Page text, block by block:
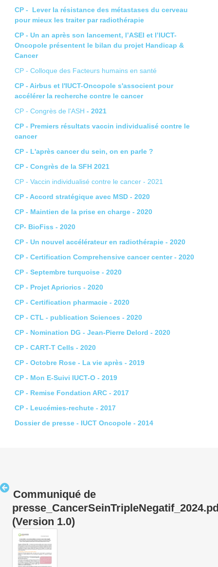
CP - Lever la résistance des métastases du cerveau
pour mieux les traiter par radiothérapie
CP - Un an après son lancement, l’ASEI et l’IUCT-
Oncopole présentent le bilan du projet Handicap &
Cancer
CP - Colloque des Facteurs humains en santé
CP - Airbus et l'IUCT-Oncopole s'associent pour
accélérer la recherche contre le cancer
CP - Congrès de l'ASH - 2021
CP - Premiers résultats vaccin individualisé contre le
cancer
CP - L'après cancer du sein, on en parle ?
CP - Congrès de la SFH 2021
CP - Vaccin individualisé contre le cancer - 2021
CP - Accord stratégique avec MSD - 2020
CP - Maintien de la prise en charge - 2020
CP- BioFiss - 2020
CP - Un nouvel accélérateur en radiothérapie - 2020
CP - Certification Comprehensive cancer center - 2020
CP - Septembre turquoise - 2020
CP - Projet Apriorics - 2020
CP - Certification pharmacie - 2020
CP - CTL - publication Sciences - 2020
CP - Nomination DG - Jean-Pierre Delord - 2020
CP - CART-T Cells - 2020
CP - Octobre Rose - La vie après - 2019
CP - Mon E-Suivi IUCT-O - 2019
CP - Remise Fondation ARC - 2017
CP - Leucémies-rechute - 2017
Dossier de presse - IUCT Oncopole - 2014
Communiqué de
(Version 1.0)